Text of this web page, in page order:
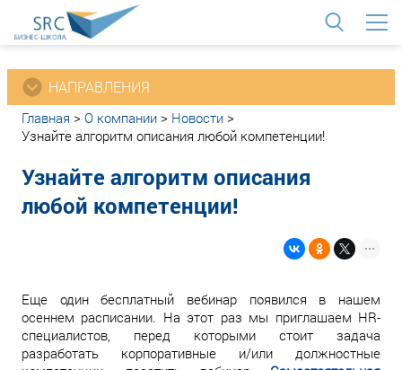
НАПРАВЛЕНИЯ
Главная > О компании > Новости >
Узнайте алгоритм описания любой компетенции!
Узнайте алгоритм описания
любой компетенции!
Еще один бесплатный вебинар появился в нашем
осеннем расписании. На этот раз мы приглашаем HR-
специалистов, перед которыми стоит задача
разработать корпоративные и/или должностные